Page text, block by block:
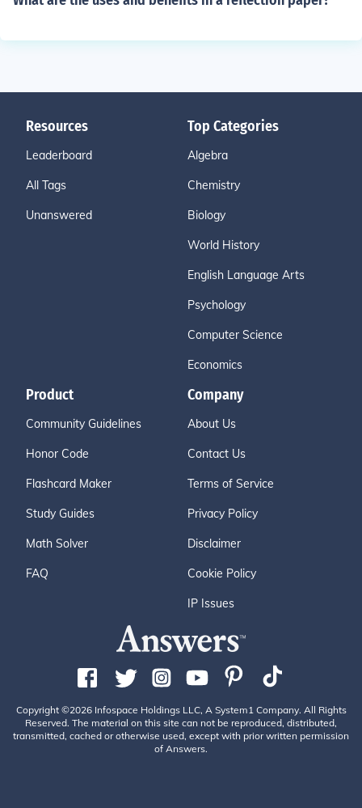
Resources
Leaderboard
All Tags
Unanswered
Top Categories
Algebra
Chemistry
Biology
World History
English Language Arts
Psychology
Computer Science
Economics
Product
Community Guidelines
Honor Code
Flashcard Maker
Study Guides
Math Solver
FAQ
Company
About Us
Contact Us
Terms of Service
Privacy Policy
Disclaimer
Cookie Policy
IP Issues
Copyright ©2026 Infospace Holdings LLC, A System1 Company. All Rights
Reserved. The material on this site can not be reproduced, distributed,
transmitted, cached or otherwise used, except with prior written permission
of Answers.